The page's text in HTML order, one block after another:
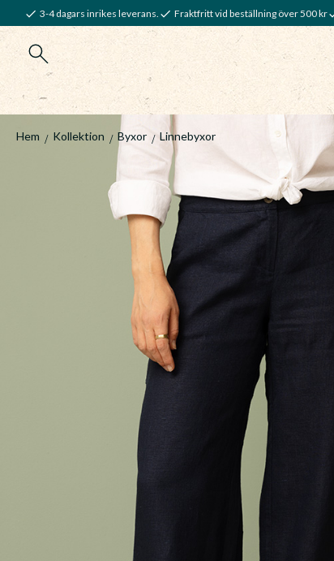
3-4 dagars inrikes leverans. Fraktfritt vid beställning över 500 kr
Hem Kollektion Byxor Linnebyxor